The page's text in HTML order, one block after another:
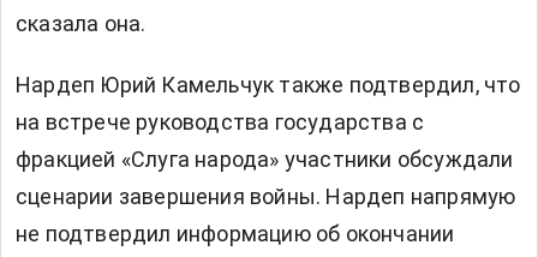
сказала она.
Нардеп Юрий Камельчук также подтвердил, что
на встрече руководства государства с
фракцией «Слуга народа» участники обсуждали
сценарии завершения войны. Нардеп напрямую
не подтвердил информацию об окончании